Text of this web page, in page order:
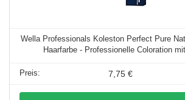
Wella Professionals Koleston Perfect Pure
Haarfarbe - Professionelle Coloration
7,75 €